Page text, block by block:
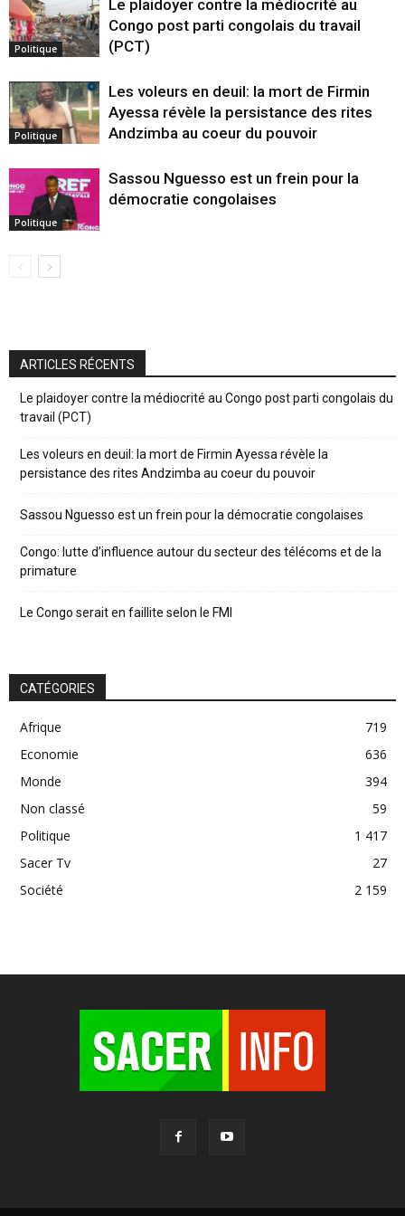
Politique
Le plaidoyer contre la médiocrité au
Congo post parti congolais du travail
(PCT)
Politique
Les voleurs en deuil: la mort de Firmin
Ayessa révèle la persistance des rites
Andzimba au coeur du pouvoir
Politique
Sassou Nguesso est un frein pour la
démocratie congolaises
ARTICLES RÉCENTS
Le plaidoyer contre la médiocrité au Congo post parti congolais du
travail (PCT)
Les voleurs en deuil: la mort de Firmin Ayessa révèle la
persistance des rites Andzimba au coeur du pouvoir
Sassou Nguesso est un frein pour la démocratie congolaises
Congo: lutte d’influence autour du secteur des télécoms et de la
primature
Le Congo serait en faillite selon le FMI
CATÉGORIES
Afrique
719
Economie
636
Monde
394
Non classé
59
Politique
1 417
Sacer Tv
27
Société
2 159